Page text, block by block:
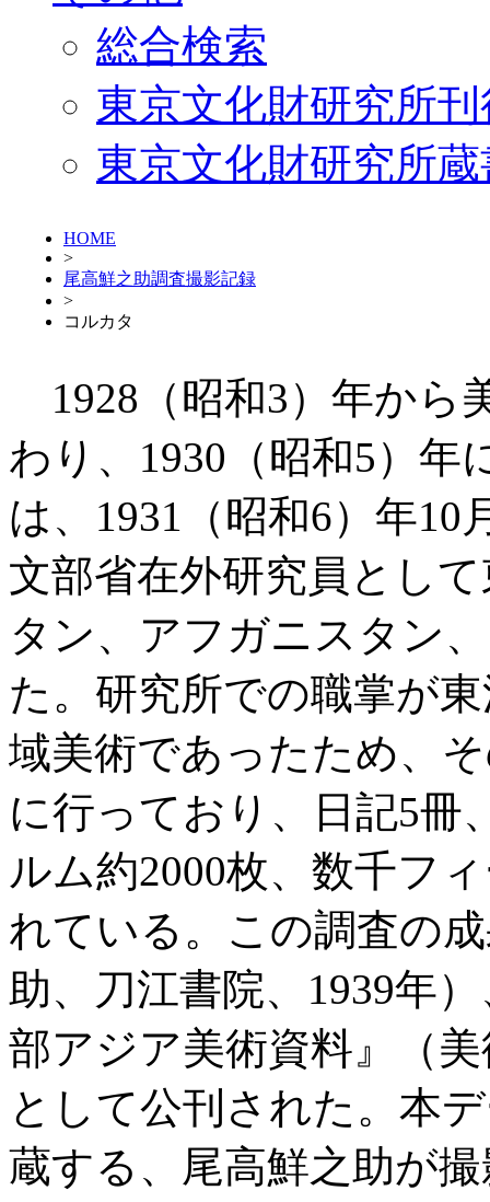
総合検索
東京文化財研究所
東京文化財研究所
HOME
>
尾高鮮之助調査撮影記録
>
コルカタ
1928（昭和3）年から
わり、1930（昭和5）年
は、1931（昭和6）年10
文部省在外研究員とし
タン、アフガニスタン
た。研究所での職掌が
域美術であったため、
に行っており、日記5冊
ルム約2000枚、数千フ
れている。この調査の
助、刀江書院、1939年
部アジア美術資料』（
として公刊された。本
蔵する、尾高鮮之助が